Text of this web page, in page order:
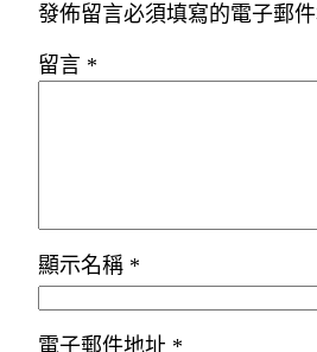
發佈留言必須填寫的電子郵
留言 *
顯示名稱 *
電子郵件地址 *